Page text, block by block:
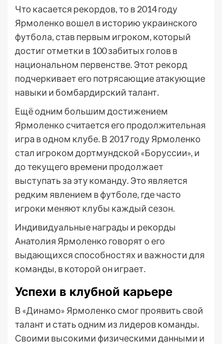
Что касается рекордов, то в 2014 году
Ярмоленко вошел в историю украинского
футбола, став первым игроком, который
достиг отметки в 100 забитых голов в
национальном первенстве. Этот рекорд
подчеркивает его потрясающие атакующие
навыки и бомбардирский талант.
Ещё одним большим достижением
Ярмоленко считается его продолжительная
игра в одном клубе. В 2017 году Ярмоленко
стал игроком дортмундской «Боруссии», и
до текущего времени продолжает
выступать за эту команду. Это является
редким явлением в футболе, где часто
игроки меняют клубы каждый сезон.
Индивидуальные награды и рекорды
Анатолия Ярмоленко говорят о его
выдающихся способностях и важности для
команды, в которой он играет.
Успехи в клубной карьере
В «Динамо» Ярмоленко смог проявить свой
талант и стать одним из лидеров команды.
Своими высокими физическими данными и